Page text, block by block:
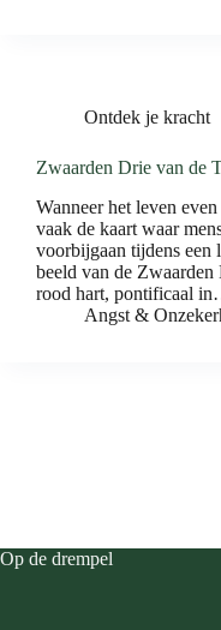
Ontdek je kracht
Zwaarden Drie van de
Wanneer het leven
vaak de kaart waar
voorbijgaan tijdens
beeld van de
rood hart, pontificaal
Angst &
Op de drempel